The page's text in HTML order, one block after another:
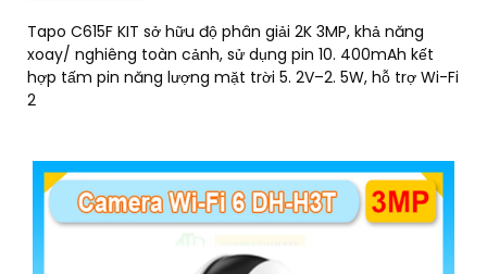
Tapo C615F KIT sở hữu độ phân giải 2K 3MP, khả năng
xoay/ nghiêng toàn cảnh, sử dụng pin 10. 400mAh kết
hợp tấm pin năng lượng mặt trời 5. 2V–2. 5W, hỗ trợ Wi-Fi
2